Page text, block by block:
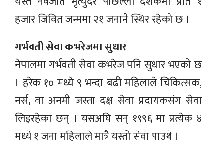
हजार जिवित जन्ममा २१ जनामै स्थिर रहेको छ ।
गर्भवती सेवा कभरेजमा सुधार
नेपालमा गर्भवती सेवा कभरेज पनि सुधार भएको छ
। हरेक १० मध्ये ९ भन्दा बढी महिलाले चिकित्सक,
नर्स, वा अनमी जस्ता दक्ष सेवा प्रदायकसंग सेवा
लिइरहेका छन् । यसअघि सन् १९९६ मा प्रत्येक ४
मध्ये १ जना महिलाले मात्रै यस्तो सेवा पाउथे ।